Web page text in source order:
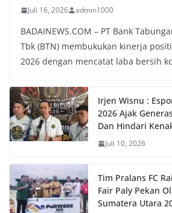
Juli 16, 2026 admin1000
BADAINEWS.COM – PT Bank
Tbk (BTN) membukukan kinerja
2026 dengan mencatat laba bersih
Irjen Wisnu :
2026 Ajak
Dan Hindari
Juli 10, 2026
Tim Pralans FC
Fair Paly Pekan
Sumatera Utara